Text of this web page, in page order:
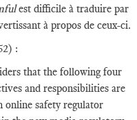
est difficile à traduire par
à propos de ceux-ci.
:
that the following four
and responsibilities are
online safety regulator